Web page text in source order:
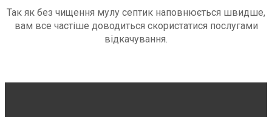
Так як без чищення мулу септик наповнюється швидше,
вам все частіше доводиться скористатися послугами
відкачування.